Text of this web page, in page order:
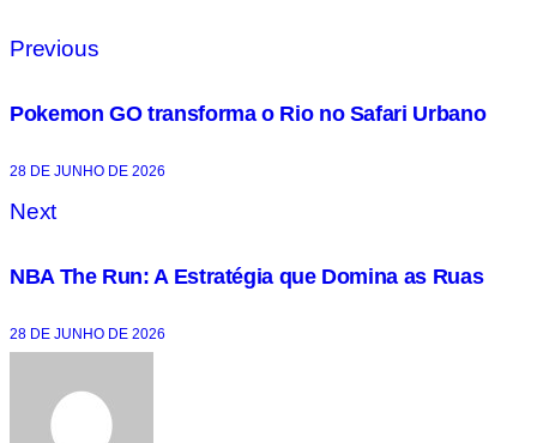
Previous
Pokemon GO transforma o Rio no Safari Urbano
28 DE JUNHO DE 2026
Next
NBA The Run: A Estratégia que Domina as Ruas
28 DE JUNHO DE 2026